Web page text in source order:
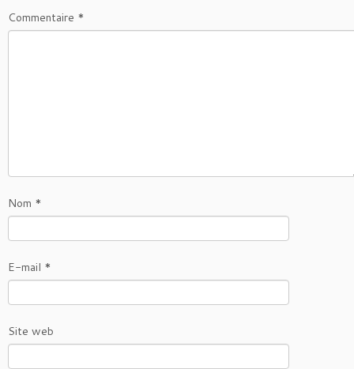
Commentaire *
Nom *
E-mail *
Site web